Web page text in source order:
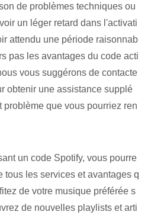
de problèmes techniques ou
un léger retard dans l'activati
attendu une période raisonnab
pas les avantages du code acti
vous suggérons de contacte
obtenir une assistance supplé
problème que vous pourriez ren
un code Spotify, vous pourre
tous les services et avantages q
de votre musique préférée s
de nouvelles playlists et arti